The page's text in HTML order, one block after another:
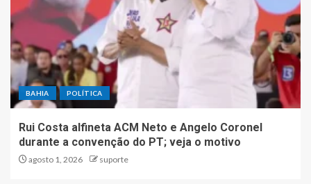
BAHIA POLÍTICA
Rui Costa alfineta ACM Neto e Angelo Coronel
durante a convenção do PT; veja o motivo
agosto 1, 2026 suporte